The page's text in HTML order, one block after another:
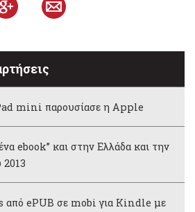
mini παρουσίασε η Apple
ebook” και στην Ελλάδα και την
από ePUB σε mobi για Kindle με